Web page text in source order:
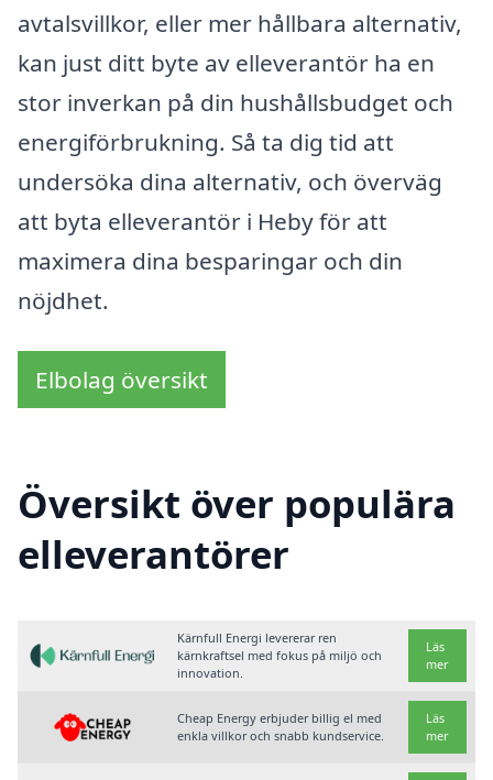
avtalsvillkor, eller mer hållbara alternativ,
kan just ditt byte av elleverantör ha en
stor inverkan på din hushållsbudget och
energiförbrukning. Så ta dig tid att
undersöka dina alternativ, och överväg
att byta elleverantör i Heby för att
maximera dina besparingar och din
nöjdhet.
Elbolag översikt
Översikt över populära
elleverantörer
Kärnfull Energi levererar ren
kärnkraftsel med fokus på miljö och
innovation.
Läs
mer
Cheap Energy erbjuder billig el med
enkla villkor och snabb kundservice.
Läs
mer